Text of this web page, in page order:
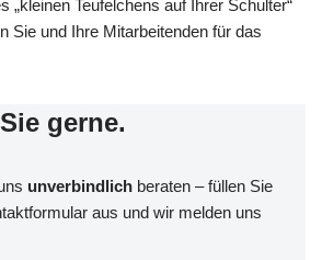
„kleinen Teufelchens auf Ihrer Schulter“
Sie und Ihre Mitarbeitenden für das
gerne.
unverbindlich beraten – füllen Sie
aus und wir melden uns